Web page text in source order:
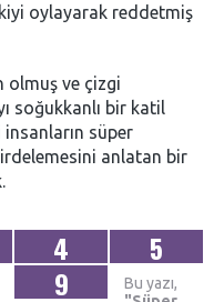
oylayarak reddetmiş
olmuş ve çizgi
soğukkanlı bir katil
süper
irdelemesini anlatan bir
4
5
9
Bu yazı,